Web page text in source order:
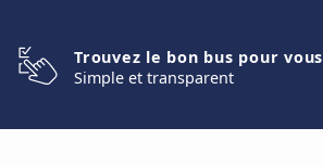
Trouvez le bon bus pour vous
Simple et transparent